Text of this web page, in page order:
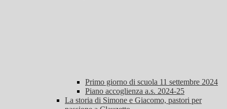
Primo giorno di scuola 11 settembre 2024
Piano accoglienza a.s. 2024-25
La storia di Simone e Giacomo, pastori per